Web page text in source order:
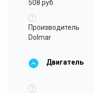
508 руб.
?
Производитель
Dolmar
Двигатель
?